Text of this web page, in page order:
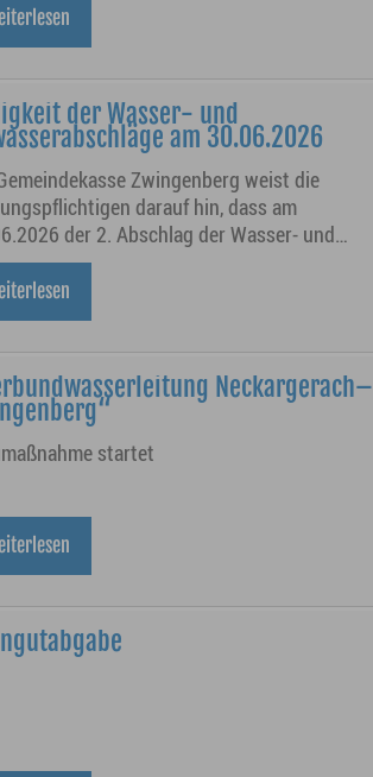
der Wasser- und
am 30.06.2026
Zwingenberg weist die
darauf hin, dass am
der 2. Abschlag der Wasser- und
Neckargerach–
startet